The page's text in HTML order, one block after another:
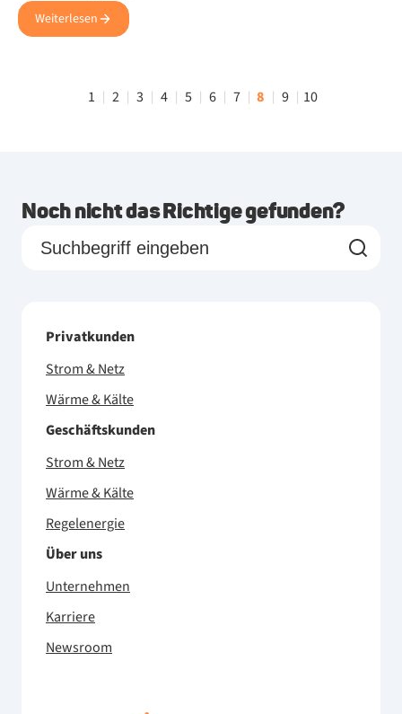
Weiterlesen
1 2 3 4 5 6 7 8 9 10
Noch nicht das Richtige gefunden?
Privatkunden
Strom & Netz
Wärme & Kälte
Geschäftskunden
Strom & Netz
Wärme & Kälte
Regelenergie
Über uns
Unternehmen
Karriere
Newsroom